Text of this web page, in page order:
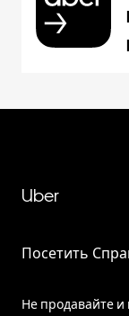
Uber
Посетить
Не продавайте